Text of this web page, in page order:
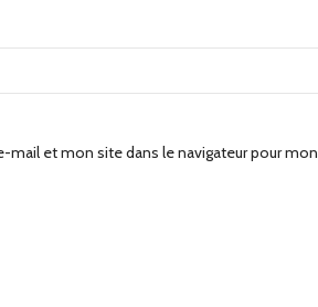
mail et mon site dans le navigateur pour